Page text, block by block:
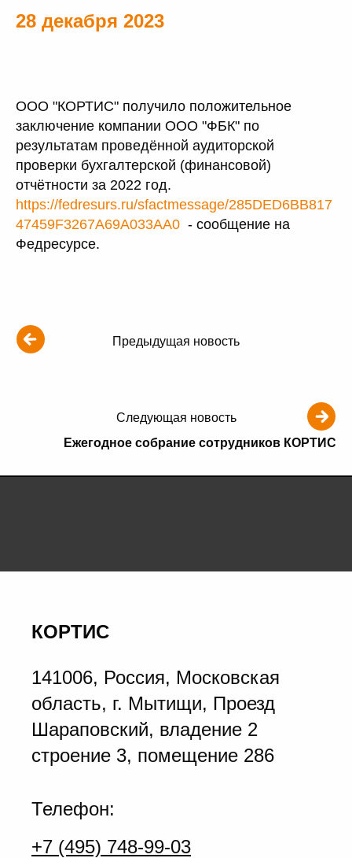
28 декабря 2023
ООО "КОРТИС" получило положительное
заключение компании ООО "ФБК" по
результатам проведённой аудиторской
проверки бухгалтерской (финансовой)
отчётности за 2022 год.
https://fedresurs.ru/sfactmessage/285DED6BB817
47459F3267A69A033AA0 - сообщение на
Федресурсе.
Предыдущая новость
Следующая новость
Ежегодное собрание сотрудников КОРТИС
КОРТИС
141006, Россия, Московская
область, г. Мытищи, Проезд
Шараповский, владение 2
строение 3, помещение 286
Телефон:
+7 (495) 748-99-03